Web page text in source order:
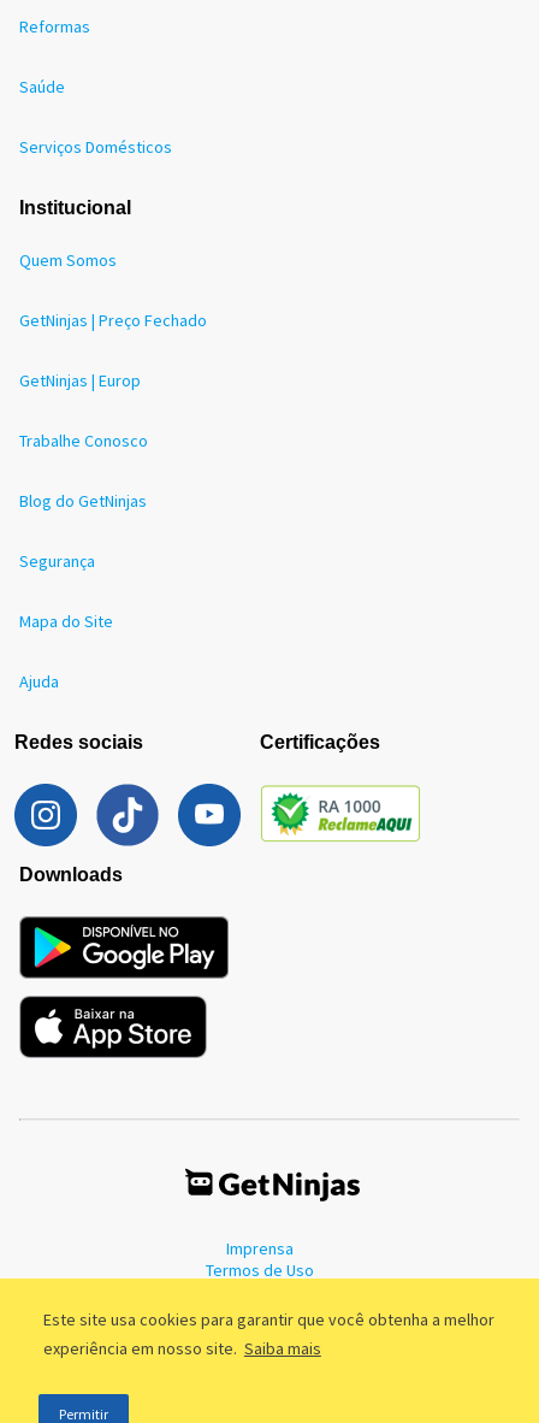
Este site usa cookies para garantir que você obtenha a melhor
experiência em nosso site. Saiba mais
Permitir
Reformas
Saúde
Serviços Domésticos
Institucional
Quem Somos
GetNinjas | Preço Fechado
GetNinjas | Europ
Trabalhe Conosco
Blog do GetNinjas
Segurança
Mapa do Site
Ajuda
Redes sociais Certificações
Downloads
Imprensa
Termos de Uso
©2011 - 2026, GetNinjas LTDA. CNPJ 55.744.877/0001-89 - Rua Dr.
Fernandes Coelho, 85 - 3º andar - São Paulo/SP - Brasil